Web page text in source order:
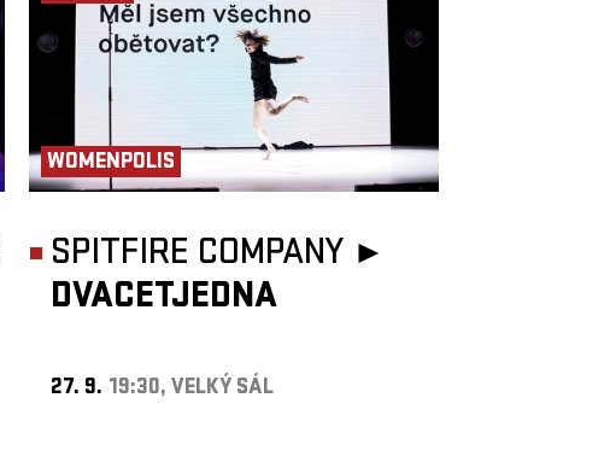
WOMENPOLIS
SPITFIRE COMPANY ►
DVACETJEDNA
27. 9. 19:30, VELKÝ SÁL